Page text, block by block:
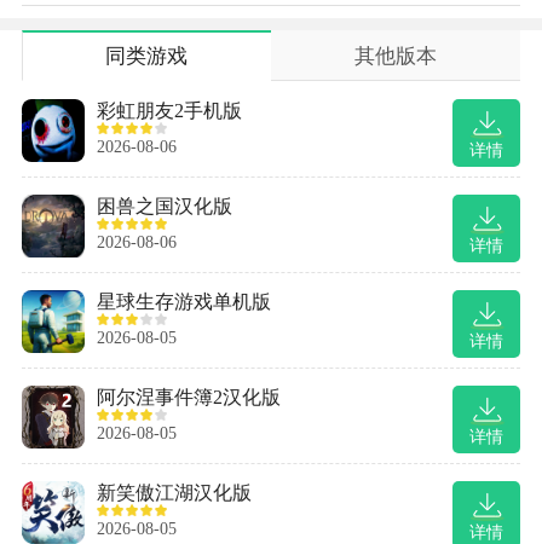
同类游戏 其他版本
详情
彩虹朋友2手机版
2026-08-06
详情
困兽之国汉化版
2026-08-06
详情
星球生存游戏单机版
2026-08-05
详情
阿尔涅事件簿2汉化版
2026-08-05
详情
新笑傲江湖汉化版
2026-08-05